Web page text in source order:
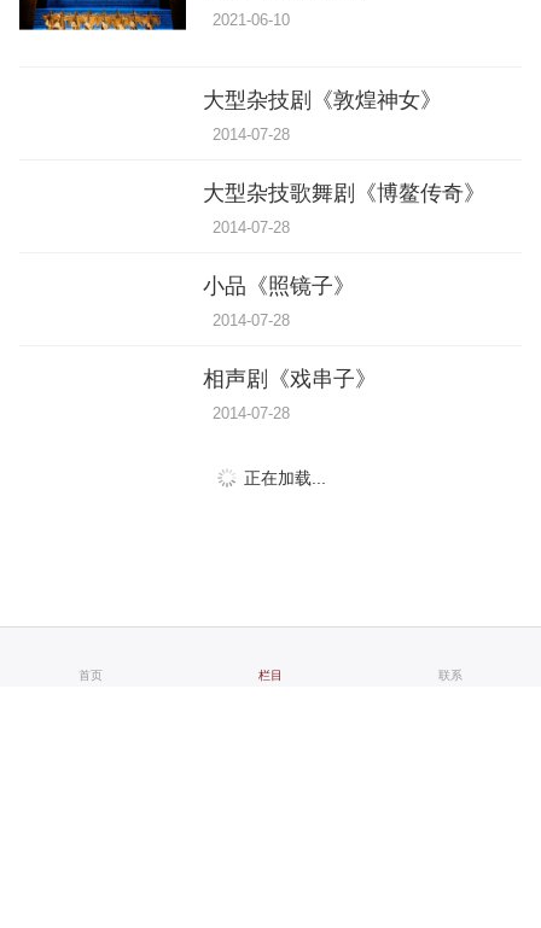
2021-06-10
大型杂技剧《敦煌神女》
2014-07-28
大型杂技歌舞剧《博鳌传奇》
2014-07-28
小品《照镜子》
2014-07-28
相声剧《戏串子》
2014-07-28
正在加载...
首页 栏目 联系